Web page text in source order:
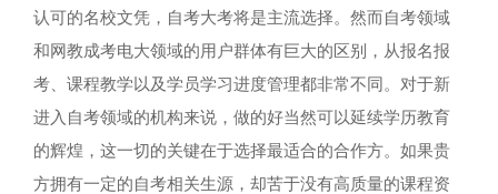
认可的名校文凭，自考大考将是主流选择。然而自考领域
和网教成考电大领域的用户群体有巨大的区别，从报名报
考、课程教学以及学员学习进度管理都非常不同。对于新
进入自考领域的机构来说，做的好当然可以延续学历教育
的辉煌，这一切的关键在于选择最适合的合作方。如果贵
方拥有一定的自考相关生源，却苦于没有高质量的课程资